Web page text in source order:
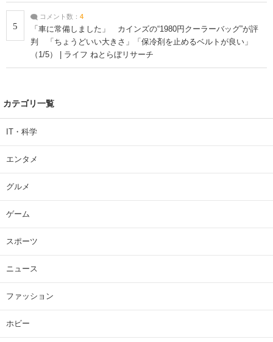
5
コメント数： 4
「車に常備しました」 カインズの“1980円クーラーバッグ”が評
判 「ちょうどいい大きさ」「保冷剤を止めるベルトが良い」
（1/5） | ライフ ねとらぼリサーチ
カテゴリ一覧
IT・科学
エンタメ
グルメ
ゲーム
スポーツ
ニュース
ファッション
ホビー